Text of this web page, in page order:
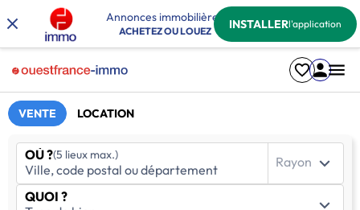
Annonces immobilières
ACHETEZ OU LOUEZ INSTALLERl'application
VENTE LOCATION
OÙ ?(5 lieux max.) Rayon
QUOI ?